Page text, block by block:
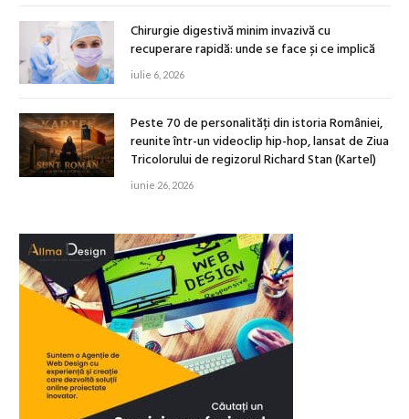
Chirurgie digestivă minim invazivă cu
recuperare rapidă: unde se face și ce implică
iulie 6, 2026
Peste 70 de personalități din istoria României,
reunite într-un videoclip hip-hop, lansat de Ziua
Tricolorului de regizorul Richard Stan (Kartel)
iunie 26, 2026